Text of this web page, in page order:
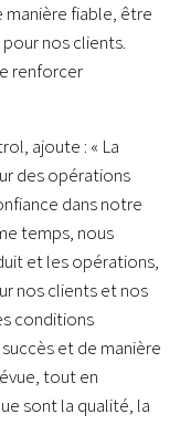
fiable, être
nos clients.
renforcer
ajoute : « La
des opérations
dans notre
temps, nous
et les opérations,
nos clients et nos
conditions
et de manière
tout en
sont la qualité, la